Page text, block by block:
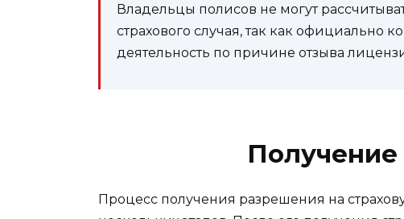
Владельцы полисов не могут
страхового случая, так как официально
деятельность по причине отзыва
Процесс получения разрешения на